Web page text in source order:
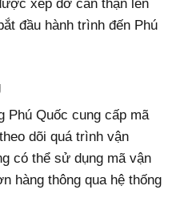
xếp dỡ cẩn thận lên
đầu hành trình đến Phú
Phú Quốc cung cấp mã
dõi quá trình vận
có thể sử dụng mã vận
hàng thông qua hệ thống